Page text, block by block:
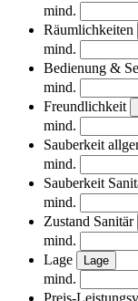
mind.
Räumlichkeiten
mind.
Bedienung &
mind.
Freundlichkeit
mind.
Sauberkeit
mind.
Sauberkeit
mind.
Zustand Sanitär
mind.
Lage
Lage
mind.
Preis-